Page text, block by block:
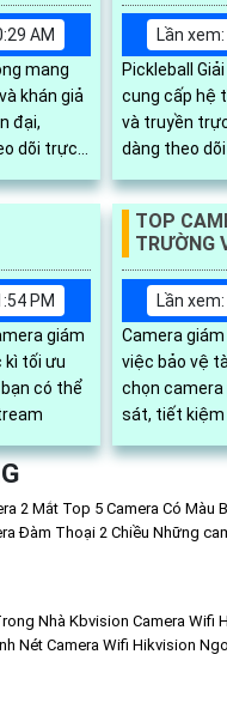
AM
mang
khán giả
dõi trực
chi tiết và
Lần
Pickleball
cung cấp hệ
và truyền
dàng theo dõi
dùng có thể
dễ dàng
PM
giám
kì tối ưu
có thể
TOP
TRƯỜNG
Lần
Camera
việc bảo vệ tài
chọn camera
sát, tiết kiệm
2 Mắt Top 5 Camera Có Màu
Đàm Thoại 2 Chiều Những
Nhà Kbvision Camera Wifi
Nét Camera Wifi Hikvision